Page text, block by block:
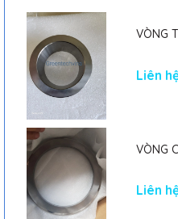
VÒNG
Liên
VÒNG
Liên